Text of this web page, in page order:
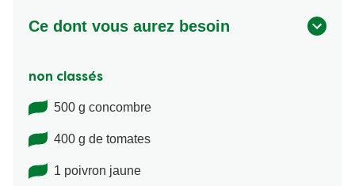
Ce dont vous aurez besoin
non classés
500 g concombre
400 g de tomates
1 poivron jaune